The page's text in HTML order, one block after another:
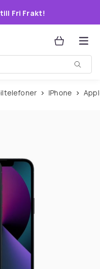
Fri Frakt!
iPhone